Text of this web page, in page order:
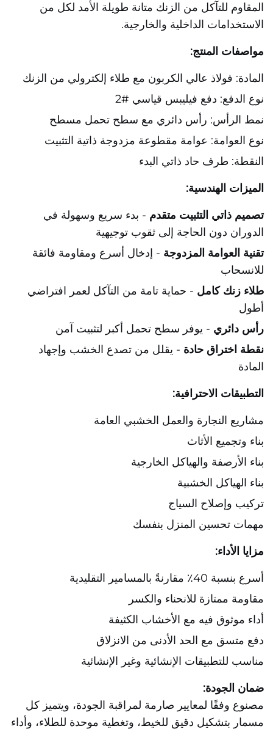
المقاوم للتآكل من الزنك متانة طويلة الأمد لكل من
الاستخدامات الداخلية والخارجية.
مواصفات المنتج:
المادة: فولاذ عالي الكربون مع طلاء إلكترولي من الزنك
نوع الدفع: دفع فيليبس قياسي #2
نمط الرأس: رأس دائري مع سطح تحمل مسطح
نوع العوامة: عوامة مقطوعة مزدوجة ذاتية التثبيت
النقطة: طرف حاد ذاتي البدء
الميزات الهندسية:
تصميم ذاتي التثبيت متقدم - بدء سريع وسهولة في
الدوران دون الحاجة إلى ثقوب توجيهية
تقنية العوامة المزدوجة - إدخال أسرع ومقاومة فائقة
للانسحاب
طلاء زنك كامل - حماية تامة من التآكل لعمر افتراضي
أطول
رأس دائري - يوفر سطح تحمل أكبر لتثبيت آمن
نقطة اختراق حادة - يقلل من تصدع الخشب وإجهاد
المادة
التطبيقات الاحترافية:
مشاريع النجارة والعمل الخشبي العامة
بناء وتجميع الأثاث
بناء الأرصفة والهياكل الخارجية
بناء الهياكل الخشبية
تركيب وإصلاح السياج
مهمات تحسين المنزل بنفسك
مزايا الأداء:
أسرع بنسبة 40٪ مقارنةً بالمسامير التقليدية
مقاومة ممتازة للانحناء والكسر
أداء موثوق فيه مع الأخشاب الكثيفة
دفع متسق مع الحد الأدنى من الانزلاق
مناسب للتطبيقات الإنشائية وغير الإنشائية
ضمان الجودة:
مصنوع وفقًا لمعايير صارمة لمراقبة الجودة، ويتميز كل
مسمار بتشكيل دقيق للخيط، وتغطية موحدة للطلاء، وأداء